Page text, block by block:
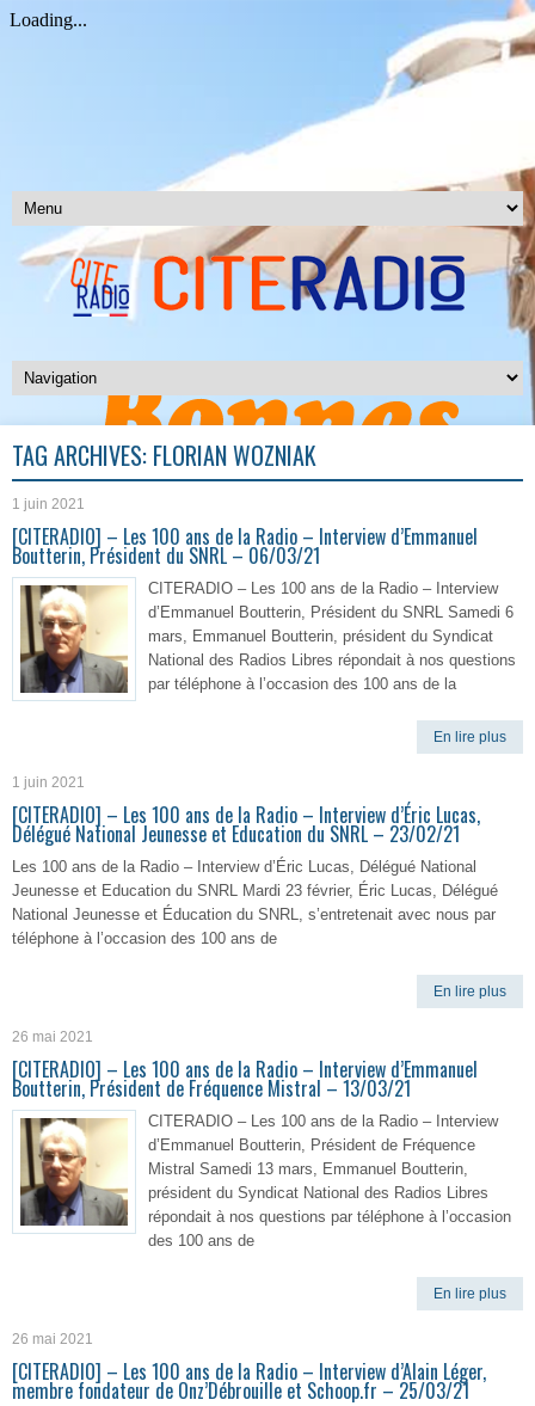
TAG ARCHIVES: FLORIAN WOZNIAK
1 juin 2021
[CITERADIO] – Les 100 ans de la Radio – Interview d’Emmanuel
Boutterin, Président du SNRL – 06/03/21
CITERADIO – Les 100 ans de la Radio – Interview
d’Emmanuel Boutterin, Président du SNRL Samedi 6
mars, Emmanuel Boutterin, président du Syndicat
National des Radios Libres répondait à nos questions
par téléphone à l’occasion des 100 ans de la
En lire plus
1 juin 2021
[CITERADIO] – Les 100 ans de la Radio – Interview d’Éric Lucas,
Délégué National Jeunesse et Education du SNRL – 23/02/21
Les 100 ans de la Radio – Interview d’Éric Lucas, Délégué National
Jeunesse et Education du SNRL Mardi 23 février, Éric Lucas, Délégué
National Jeunesse et Éducation du SNRL, s’entretenait avec nous par
téléphone à l’occasion des 100 ans de
En lire plus
26 mai 2021
[CITERADIO] – Les 100 ans de la Radio – Interview d’Emmanuel
Boutterin, Président de Fréquence Mistral – 13/03/21
CITERADIO – Les 100 ans de la Radio – Interview
d’Emmanuel Boutterin, Président de Fréquence
Mistral Samedi 13 mars, Emmanuel Boutterin,
président du Syndicat National des Radios Libres
répondait à nos questions par téléphone à l’occasion
des 100 ans de
En lire plus
26 mai 2021
[CITERADIO] – Les 100 ans de la Radio – Interview d’Alain Léger,
membre fondateur de Onz’Débrouille et Schoop.fr – 25/03/21